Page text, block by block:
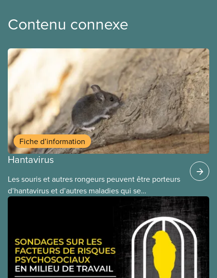
Contenu connexe
Fiche d’information
Hantavirus
Les souris et autres rongeurs peuvent être porteurs
d’hantavirus et d’autres maladies qui se
transmettent par l’intermédiaire de leurs excrétions
(urine, déjections, salive) ou par morsure. Les
travailleuses et travailleurs qui nettoient ou
utilisent des endroits fréquentés par les rongeurs
sont donc à risque d’exposition. La contamination
se fait généralement par inhalation de poussières
ou d’aérosols contaminés.